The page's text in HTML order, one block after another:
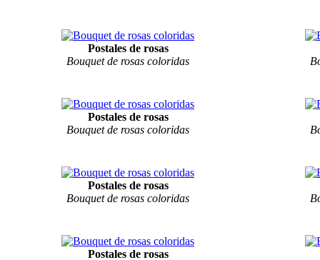
Postales de rosas
Bouquet de rosas coloridas
Postales de rosas
Bouquet de rosas coloridas
Postales de rosas
Bouquet de rosas coloridas
Postales de rosas